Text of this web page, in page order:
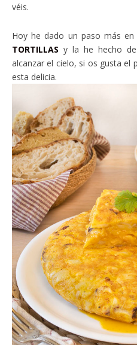
véis.
Hoy he dado un paso más
TORTILLAS y la he hecho
alcanzar el cielo, si os gusta el
esta delicia.